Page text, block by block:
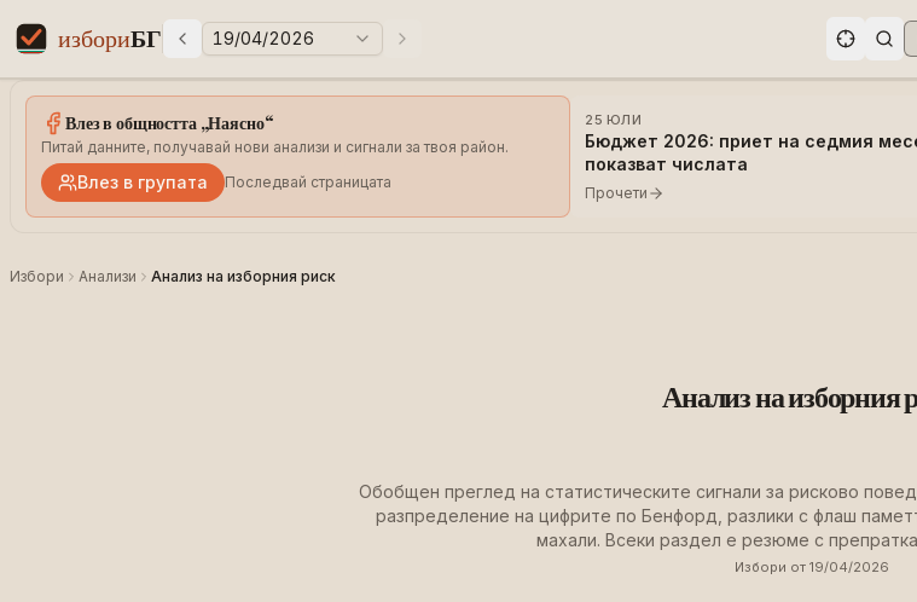
Elections in Bulgaria data statistics
избориБГ Предни избори
19/04/2026 Следващи избори
Влез в общността „Наясно“
Питай данните, получавай нови анализи и сигнали за твоя район.
Влез в групата Последвай страницата
25 ЮЛИ
Бюджет 2026: приет на седмия
показват числата
Прочети
Избори Анализи Анализ на изборния риск
Анализ на изборния
Обобщен преглед на статистическите сигнали за рисково
разпределение на цифрите по Бенфорд, разлики с флаш
махали. Всеки раздел е резюме с
Избори от 19/04/2026